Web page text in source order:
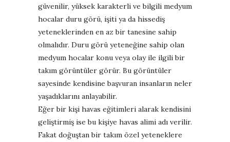
güvenilir, yüksek karakterli ve bilgili medyum
hocalar duru görü, işiti ya da hissediş
yeteneklerinden en az bir tanesine sahip
olmalıdır. Duru görü yeteneğine sahip olan
medyum hocalar konu veya olay ile ilgili bir
takım görüntüler görür. Bu görüntüler
sayesinde kendisine başvuran insanların neler
yaşadıklarını anlayabilir.
Eğer bir kişi havas eğitimleri alarak kendisini
geliştirmiş ise bu kişiye havas alimi adı verilir.
Fakat doğuştan bir takım özel yeteneklere